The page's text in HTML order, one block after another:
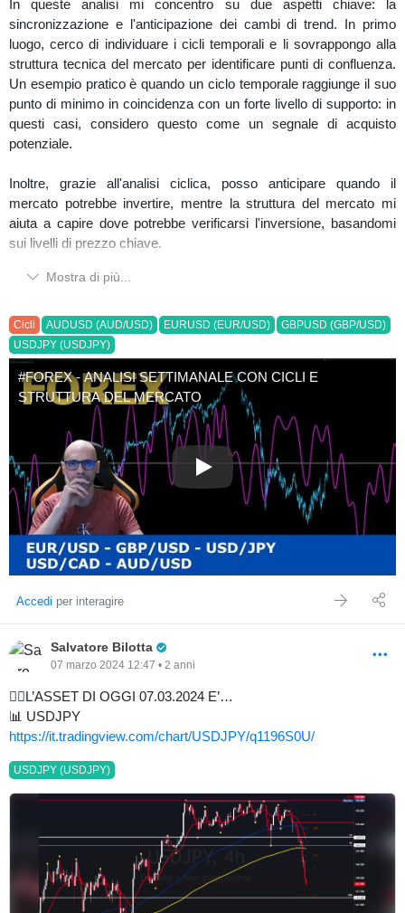
In queste analisi mi concentro su due aspetti chiave: la
sincronizzazione e l'anticipazione dei cambi di trend. In primo
luogo, cerco di individuare i cicli temporali e li sovrappongo alla
struttura tecnica del mercato per identificare punti di confluenza.
Un esempio pratico è quando un ciclo temporale raggiunge il suo
punto di minimo in coincidenza con un forte livello di supporto: in
questi casi, considero questo come un segnale di acquisto
potenziale.
Inoltre, grazie all'analisi ciclica, posso anticipare quando il
mercato potrebbe invertire, mentre la struttura del mercato mi
aiuta a capire dove potrebbe verificarsi l'inversione, basandomi
sui livelli di prezzo chiave.
analisiciclica#smartmoney
Mostra di più...
Cicli AUDUSD (AUD/USD) EURUSD (EUR/USD)
GBPUSD (GBP/USD)
USDJPY (USDJPY)
#FOREX - ANALISI SETTIMANALE CON CICLI E
STRUTTURA DEL MERCATO
#FOREX - ANALISI
Accedi per interagire
Salvatore Bilotta
07 marzo 2024 12:47 • 2 anni
✍🏼L’ASSET DI OGGI 07.03.2024 E’…
📊 USDJPY
https://it.tradingview.com/chart/USDJPY/q1196S0U/
USDJPY (USDJPY)